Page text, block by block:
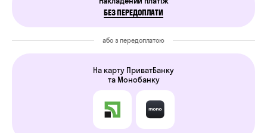
БЕЗ ПЕРЕДОПЛАТИ
або з передоплатою
На карту ПриватБанку
та Монобанку